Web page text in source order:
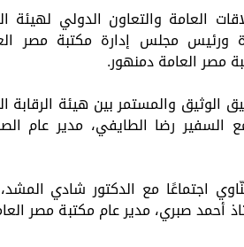
العامة والتعاون الدولي لهيئة
ورئيس مجلس إدارة مكتبة مصر
مصر العامة دمنهور.
الوثيق والمستمر بين هيئة الرقابة
رضا الطايفي، مدير عام
اجتماعًا مع الدكتور شادي
أحمد صبري، مدير عام مكتبة مصر